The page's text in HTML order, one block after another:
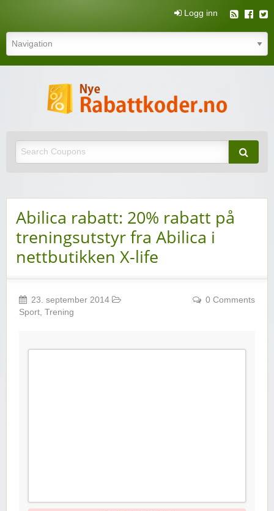
Logg inn
Abilica rabatt: 20% rabatt på
treningsutstyr fra Abilica i
nettbutikken X-life
23. september 2014
Sport, Trening
0 Comments